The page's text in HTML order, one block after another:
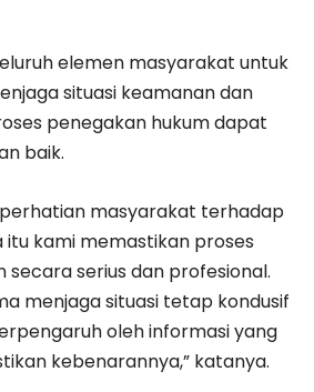
elemen masyarakat untuk
situasi keamanan dan
penegakan hukum dapat
baik.
masyarakat terhadap
itu kami memastikan proses
secara serius dan profesional.
menjaga situasi tetap kondusif
oleh informasi yang
kebenarannya,” katanya.